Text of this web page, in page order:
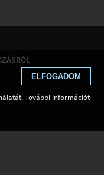
ELFOGADOM
További információt